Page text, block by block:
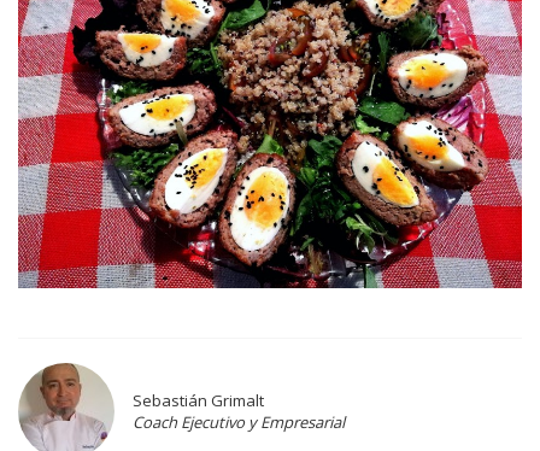
Sebastián Grimalt
Coach Ejecutivo y Empresarial